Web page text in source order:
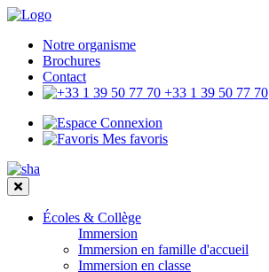
Notre organisme
Brochures
Contact
+33 1 39 50 77 70
Connexion
Mes favoris
Écoles & Collège
Immersion
Immersion en famille d'accueil
Immersion en classe